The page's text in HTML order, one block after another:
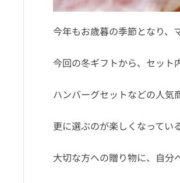
今年もお歳暮の季節となり、
今回の冬ギフトから、セット
ハンバーグセットなどの人気
更に選ぶのが楽しくなってい
大切な方への贈り物に、自